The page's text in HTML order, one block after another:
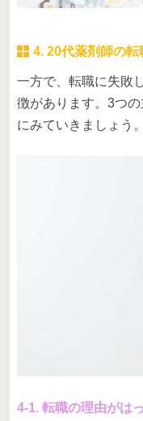
4. 20代薬剤師の転
一方で、転職に失敗
徴があります。3つ
にみていきましょう。
4-1. 転職の理由がは